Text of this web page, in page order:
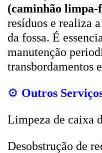
(caminhão limpa-
resíduos e realiza
da fossa. É
manutenção
transbordamentos
⚙️ Outros
Limpeza de caixa
Desobstrução de